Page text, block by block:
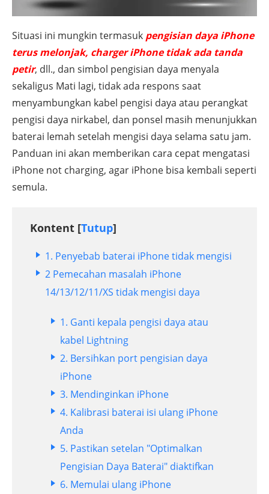
Situasi ini mungkin termasuk pengisian daya iPhone
terus melonjak, charger iPhone tidak ada tanda
petir, dll., dan simbol pengisian daya menyala
sekaligus Mati lagi, tidak ada respons saat
menyambungkan kabel pengisi daya atau perangkat
pengisi daya nirkabel, dan ponsel masih menunjukkan
baterai lemah setelah mengisi daya selama satu jam.
Panduan ini akan memberikan cara cepat mengatasi
iPhone not charging, agar iPhone bisa kembali seperti
semula.
Kontent [Tutup]
1. Penyebab baterai iPhone tidak mengisi
2 Pemecahan masalah iPhone
14/13/12/11/XS tidak mengisi daya
1. Ganti kepala pengisi daya atau
kabel Lightning
2. Bersihkan port pengisian daya
iPhone
3. Mendinginkan iPhone
4. Kalibrasi baterai isi ulang iPhone
Anda
5. Pastikan setelan "Optimalkan
Pengisian Daya Baterai" diaktifkan
6. Memulai ulang iPhone